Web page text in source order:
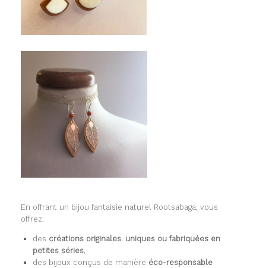
En offrant un bijou fantaisie naturel Rootsabaga, vous
offrez:
des créations originales, uniques ou fabriquées en
petites séries,
des bijoux conçus de manière éco-responsable